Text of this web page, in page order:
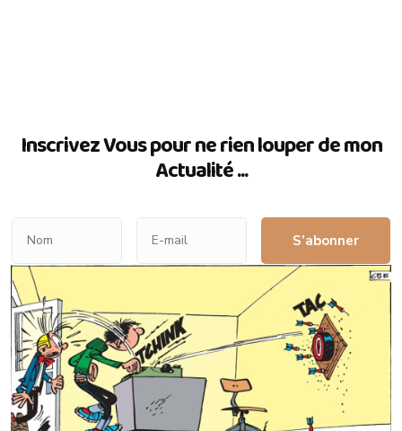
Inscrivez Vous pour ne rien louper de mon
Actualité ...
S’abonner